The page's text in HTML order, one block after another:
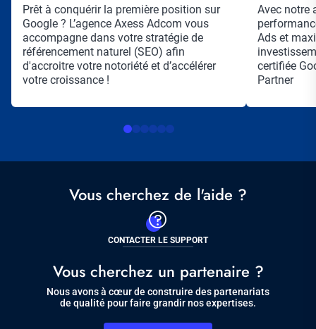
Résumé
Prêt à conquérir la première position sur
Google ? L’agence Axess Adcom vous
accompagne dans votre stratégie de
référencement naturel (SEO) afin
d'accroitre votre notoriété et d’accélérer
votre croissance !
Résumé
Avec notre
Ads et
certifiée
Partner
Vous cherchez de l'aide ?
CONTACTER LE SUPPORT
Vous cherchez un partenaire ?
Nous avons à cœur de construire des partenariats
de qualité pour faire grandir nos expertises.